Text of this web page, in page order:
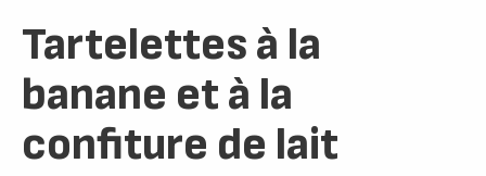
Tartelettes à la
banane et à la
confiture de lait